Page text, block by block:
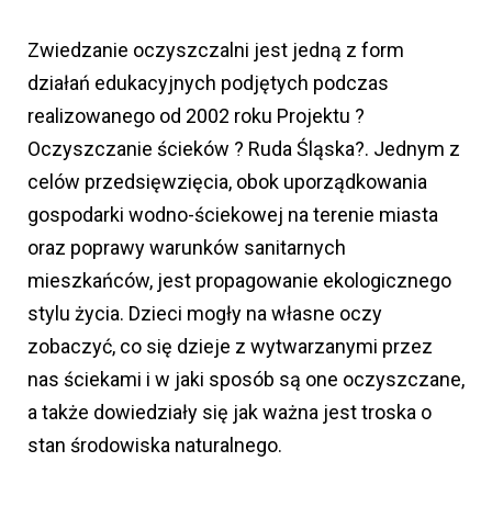
Zwiedzanie oczyszczalni jest jedną z form
działań edukacyjnych podjętych podczas
realizowanego od 2002 roku Projektu ?
Oczyszczanie ścieków ? Ruda Śląska?. Jednym z
celów przedsięwzięcia, obok uporządkowania
gospodarki wodno-ściekowej na terenie miasta
oraz poprawy warunków sanitarnych
mieszkańców, jest propagowanie ekologicznego
stylu życia. Dzieci mogły na własne oczy
zobaczyć, co się dzieje z wytwarzanymi przez
nas ściekami i w jaki sposób są one oczyszczane,
a także dowiedziały się jak ważna jest troska o
stan środowiska naturalnego.